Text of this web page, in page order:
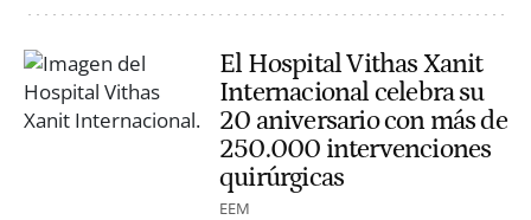
El Hospital Vithas Xanit
Internacional celebra su
20 aniversario con más de
250.000 intervenciones
quirúrgicas
EEM